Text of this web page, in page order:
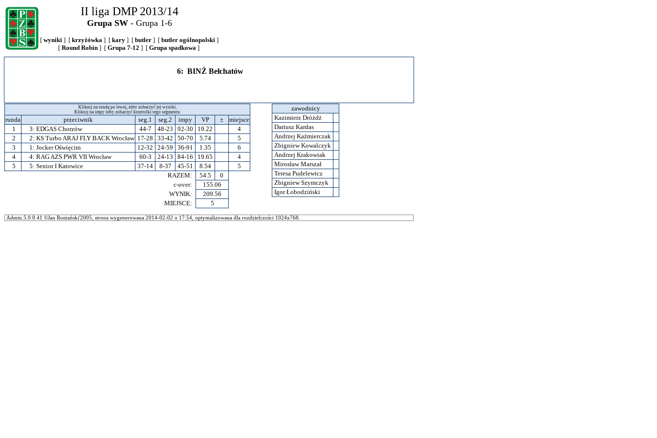
II liga DMP 2013/14
Grupa SW- Grupa 1-6
[ wyniki ] [ krzyżówka ] [ kary ] [ butler ] [ butler ogólnopolski ]
[Round Robin ] [Grupa 7-12 ] [Grupa spadkowa ]
6: BINŻ Bełchatów
Kliknij na rundę po lewej, żeby zobaczyć jej wyniki.
Kliknij na impy żeby zobaczyć kontrolki tego segmentu.
runda przeciwnik seg.1 seg.2 impy VP ±
miejsce
1
3: EDGAS Chorzów 44-7 48-23 92-30 19.22
4
2
2: KS Turbo ARAJ FLY BACK Wrocław 17-28 33-42 50-70 5.74
5
3
1: Jocker Oświęcim 12-32 24-59 36-91 1.35
6
4
4: RAG AZS PWR VII Wrocław 60-3 24-13 84-16 19.65
4
5
5: Senior I Katowice 37-14 8-37 45-51 8.54
5
RAZEM:
54.5
0
c-over:
155.06
WYNIK:
209.56
MIEJSCE:
5
zawodnicy
Kazimierz Dróżdż
Dariusz Kardas
Andrzej Kaźmierczak
Zbigniew Kowalczyk
Andrzej Krakowiak
Mirosław Marszał
Teresa Pudelewicz
Zbigniew Szymczyk
Igor Łobodziński
Admin.5.0.0.41 ©Jan Romański'2005, strona wygenerowana 2014-02-02 o 17:54, optymalizowana dla rozdzielczości 1024x768.